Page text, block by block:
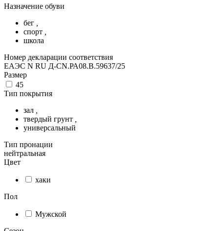
Назначение обуви
бег
спорт
школа
Номер декларации соответствия
ЕАЭС N RU Д-CN.РА08.В.59637/25
Размер
45
Тип покрытия
зал
твердый грунт
универсальный
Тип пронации
нейтральная
Цвет
хаки
Пол
Мужской